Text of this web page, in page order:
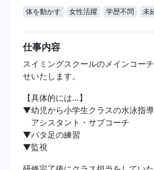
体を動かす 女性活躍 学歴不問 未
仕事内容
スイミングスクールのメインコー
せいたします。
【具体的には…】
▼幼児から小学生クラスの水泳指導
アシスタント・サブコーチ
▼バタ足の練習
▼監視